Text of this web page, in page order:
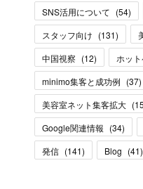
SNS活用について (54)
スタッフ向け (131)
中国視察 (12) ホッ
minimo集客と成功例 (37)
美容室ネット集客拡大 (
Google関連情報 (34)
発信 (141) Blog (41)